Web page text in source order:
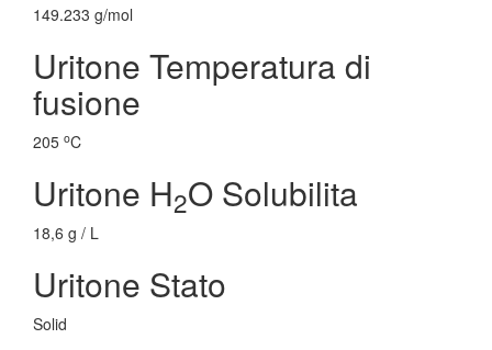
149.233 g/mol
Uritone Temperatura di
fusione
205 oC
Uritone H2O Solubilita
18,6 g / L
Uritone Stato
Solid